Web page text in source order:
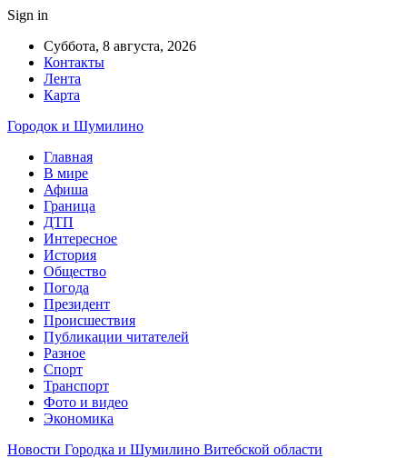
Sign in
Суббота, 8 августа, 2026
Контакты
Лента
Карта
Городок и Шумилино
Главная
В мире
Афиша
Граница
ДТП
Интересное
История
Общество
Погода
Президент
Происшествия
Публикации читателей
Разное
Спорт
Транспорт
Фото и видео
Экономика
Новости Городка и Шумилино Витебской области